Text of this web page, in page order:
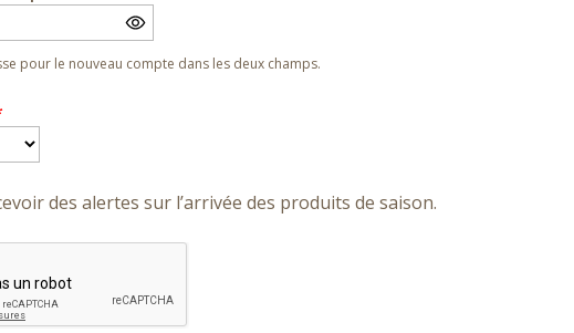
pour le nouveau compte dans les deux champs.
des alertes sur l’arrivée des produits de saison.